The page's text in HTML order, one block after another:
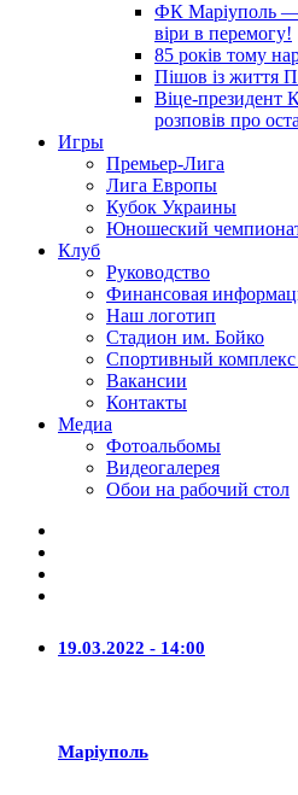
ФК Маріуполь —
віри в перемогу!
85 років тому
Пішов із життя
Віце-президент
розповів про
Игры
Премьер-Лига
Лига Европы
Кубок Украины
Юношеский
Клуб
Руководство
Финансовая
Наш логотип
Стадион им. Бойко
Спортивный
Вакансии
Контакты
Медиа
Фотоальбомы
Видеогалерея
Обои на рабочий стол
19.03.2022 - 14:00
Маріуполь